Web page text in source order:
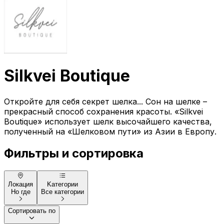
Silkvei Boutique
Откройте для себя секрет шелка... Сон на шелке –
прекрасный способ сохранения красоты. «Silkvei
Boutique» использует шелк высочайшего качества,
полученный на «Шелковом пути» из Азии в Европу.
Фильтры и сортировка
Локация
Но где
Kатегории
Все категории
Сортировать по